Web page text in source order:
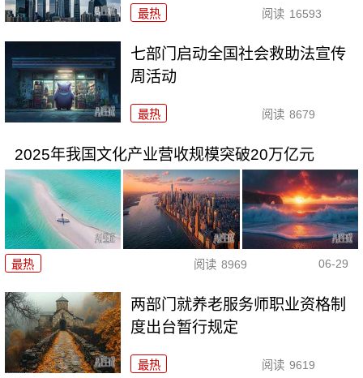
最热 阅读 16593
七部门启动全国社会救助法宣传
周活动
最热 阅读 8679
2025年我国文化产业营收规模突破20万亿元
最热 阅读 8969 06-29
两部门就养老服务师职业资格制
度出台暂行规定
最热 阅读 9619